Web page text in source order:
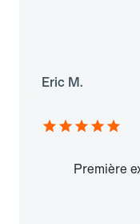
Eric M.
Première